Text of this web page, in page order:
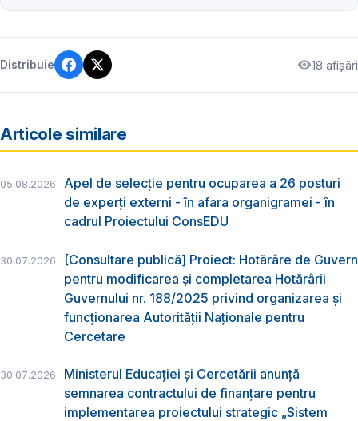
Distribuie 18 afișări
Articole similare
05.08.2026
Apel de selecție pentru ocuparea a 26 posturi
de experți externi - în afara organigramei - în
cadrul Proiectului ConsEDU
30.07.2026
[Consultare publică] Proiect: Hotărâre de Guvern
pentru modificarea și completarea Hotărârii
Guvernului nr. 188/2025 privind organizarea şi
funcţionarea Autorităţii Naţionale pentru
Cercetare
30.07.2026
Ministerul Educației și Cercetării anunță
semnarea contractului de finanțare pentru
implementarea proiectului strategic „Sistem